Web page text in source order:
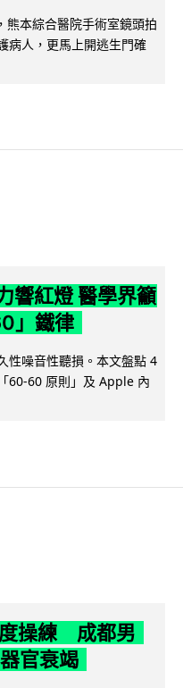
熊本綜合醫院手術室鏡頭拍
病人，更馬上開逃生門確
響紅燈 醫學界籲
」鐵律
性噪音性聽損。本文盤點 4
60-60 原則」及 Apple 內
操練 成都男
官衰竭